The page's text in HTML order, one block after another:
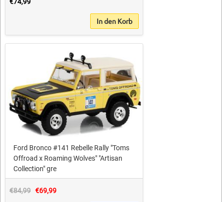
In den Korb
Ford Bronco #141 Rebelle Rally "Toms
Offroad x Roaming Wolves" "Artisan
Collection" gre
€84,99 €69,99